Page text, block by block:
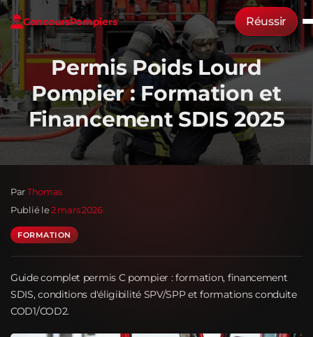
ConcoursPompiers Réussir
Permis Poids Lourd
Pompier : Formation et
Financement SDIS 2025
ParThomas
Publié le2 mars 2026
FORMATION
Guide complet permis C pompier : formation, financement
SDIS, conditions d'éligibilité SPV/SPP et formations conduite
COD1/COD2.